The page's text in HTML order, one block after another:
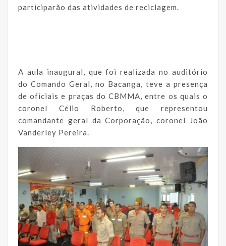
participarão das atividades de reciclagem.
A aula inaugural, que foi realizada no auditório
do Comando Geral, no Bacanga, teve a presença
de oficiais e praças do CBMMA, entre os quais o
coronel Célio Roberto, que representou
comandante geral da Corporação, coronel João
Vanderley Pereira.